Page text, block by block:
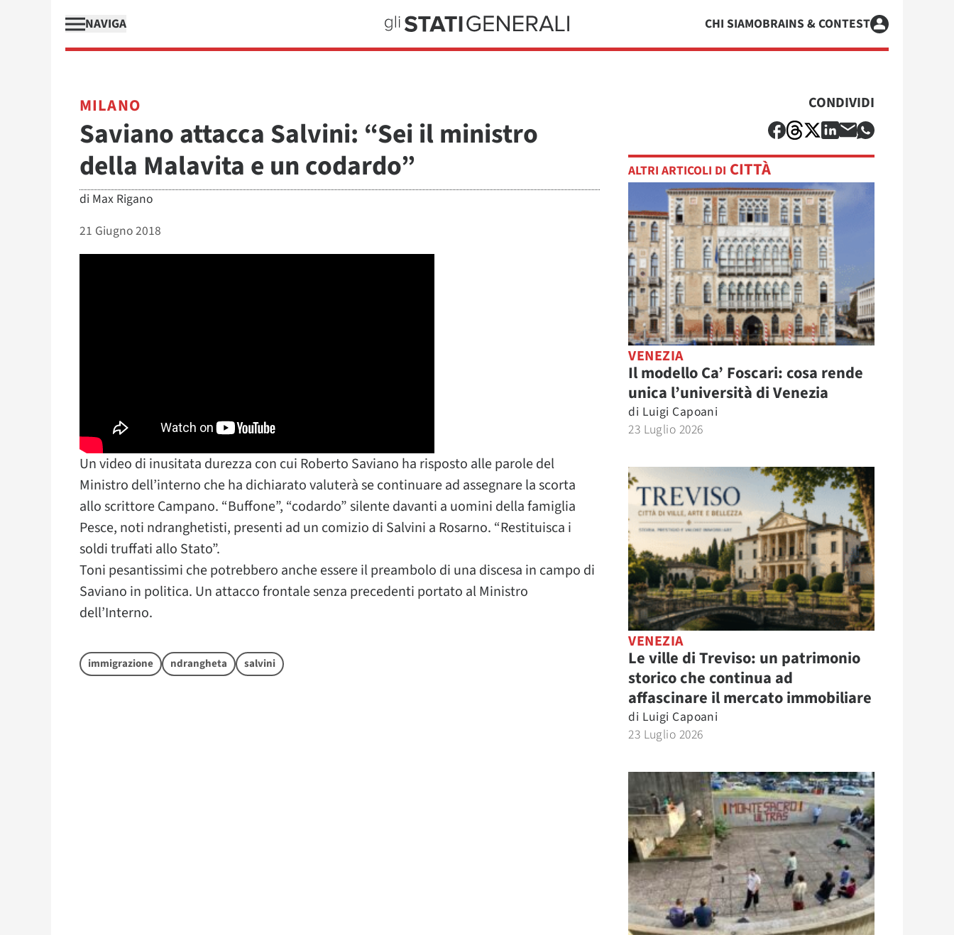
NAVIGA CHI SIAMOBRAINS & CONTEST
MILANO
Saviano attacca Salvini: “Sei il ministro
della Malavita e un codardo”
di Max Rigano
21 Giugno 2018
Un video di inusitata durezza con cui Roberto Saviano ha risposto alle parole del
Ministro dell’interno che ha dichiarato valuterà se continuare ad assegnare la scorta
allo scrittore Campano. “Buffone”, “codardo” silente davanti a uomini della famiglia
Pesce, noti ndranghetisti, presenti ad un comizio di Salvini a Rosarno. “Restituisca i
soldi truffati allo Stato”.
Toni pesantissimi che potrebbero anche essere il preambolo di una discesa in campo di
Saviano in politica. Un attacco frontale senza precedenti portato al Ministro
dell’Interno.
immigrazione ndrangheta salvini
CONDIVIDI
ALTRI ARTICOLI DI CITTÀ
VENEZIA
Il modello Ca’ Foscari: cosa rende
unica l’università di Venezia
di Luigi Capoani
23 Luglio 2026
VENEZIA
Le ville di Treviso: un patrimonio
storico che continua ad
affascinare il mercato immobiliare
di Luigi Capoani
23 Luglio 2026